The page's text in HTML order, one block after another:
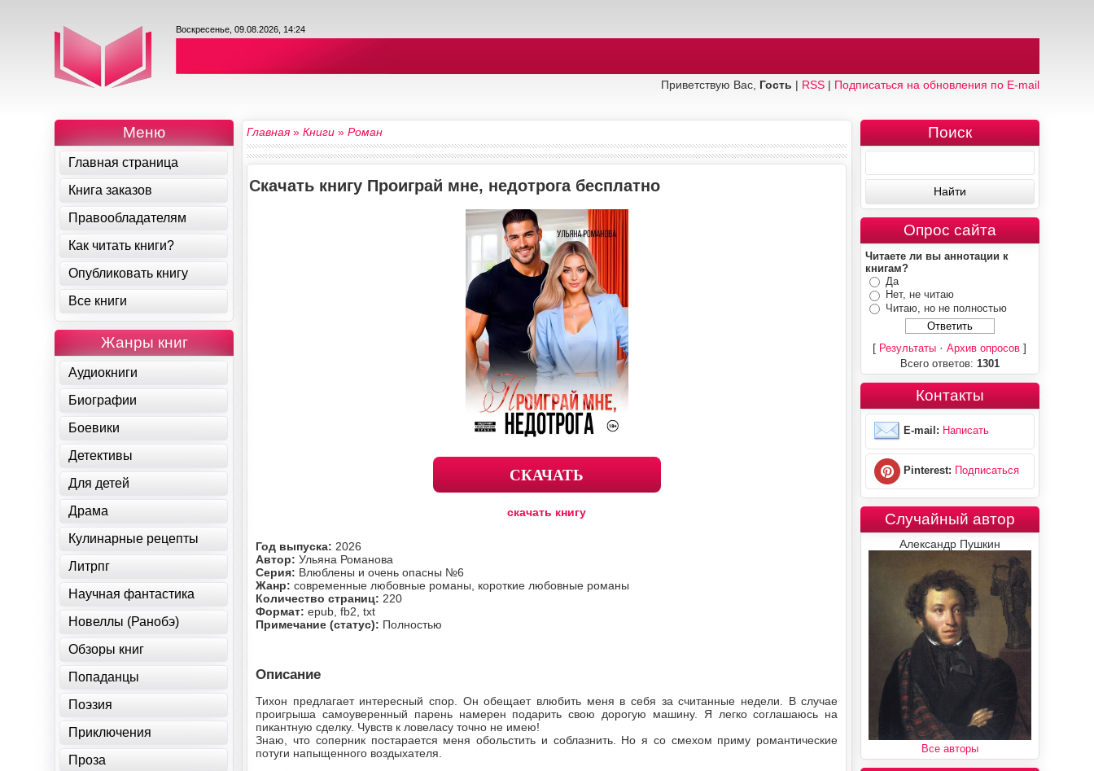
Воскресенье, 09.08.2026, 14:24
Приветствую Вас, Гость | RSS| Подписаться на обновления по E-mail
Главная»Книги »Роман
Скачать книгу Проиграй мне, недотрога бесплатно
СКАЧАТЬ
скачать книгу
Год выпуска: 2026
Автор:Ульяна Романова
Серия: Влюблены и очень опасны №6
Жанр:современные любовные романы, короткие любовные романы
Количество страниц: 220
Формат:epub, fb2, txt
Примечание (статус): Полностью
Описание
Тихон предлагает интересный спор. Он обещает влюбить меня в себя за считанные недели. В случае
проигрыша самоуверенный парень намерен подарить свою дорогую машину. Я легко соглашаюсь на
пикантную сделку. Чувств к ловеласу точно не имею!
Знаю, что соперник постарается меня обольстить и соблазнить. Но я со смехом приму романтические
потуги напыщенного воздыхателя.
Меню
Главная страница
Книга заказов
Правообладателям
Как читать книги?
Опубликовать книгу
Все книги
Жанры книг
Аудиокниги
Биографии
Боевики
Детективы
Для детей
Драма
Кулинарные рецепты
Литрпг
Научная фантастика
Новеллы (Ранобэ)
Обзоры книг
Попаданцы
Поэзия
Приключения
Проза
Поиск
Опрос сайта
Читаете ли вы аннотации к
книгам?
Да
Нет, не читаю
Читаю, но не полностью
[ Результаты ·Архив опросов ]
Всего ответов: 1301
Контакты
E-mail: Написать
Pinterest: Подписаться
Случайный автор
Александр Пушкин
Все авторы